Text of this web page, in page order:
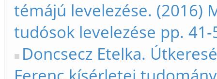
témájú levelezése. (2016)
tudósok levelezése pp. 41-
Doncsecz Etelka.